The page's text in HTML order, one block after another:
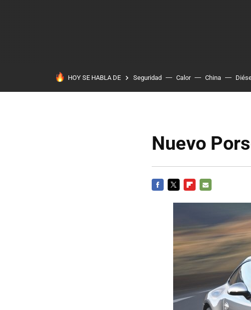
HOY SE HABLA DE Seguridad Calor China
Nuevo